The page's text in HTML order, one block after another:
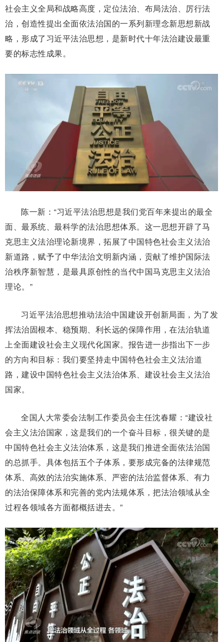
社会主义全局和战略高度，定位法治、布局法治、厉行法
治，创造性提出全面依法治国的一系列新理念新思想新战
略，形成了习近平法治思想，是新时代十年法治建设最重
要的标志性成果。
陈一新：“习近平法治思想是我们党百年来提出的最全
面、最系统、最科学的法治思想体系。这一思想开辟了马
克思主义法治理论新境界，拓展了中国特色社会主义法治
新道路，赋予了中华法治文明新内涵，贡献了维护国际法
治秩序新智慧，是最具原创性的当代中国马克思主义法治
理论。”
习近平法治思想推动法治中国建设开创新局面，为了发
挥法治固根本、稳预期、利长远的保障作用，在法治轨道
上全面建设社会主义现代化国家。报告进一步指出下一步
的方向和目标：我们要坚持走中国特色社会主义法治道
路，建设中国特色社会主义法治体系、建设社会主义法治
国家。
全国人大常委会法制工作委员会主任沈春耀：“建设社
会主义法治国家，这是我们的一个奋斗目标，很关键的是
中国特色社会主义法治体系，这是我们推进全面依法治国
的总抓手。具体包括五个子体系，要形成完备的法律规范
体系、高效的法治实施体系、严密的法治监督体系、有力
的法治保障体系和完善的党内法规体系，把法治领域从全
过程各领域各方面都概括进去。”